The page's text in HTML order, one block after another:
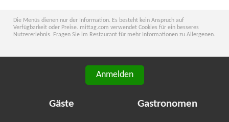
Die Menüs dienen nur der Information. Es besteht kein Anspruch auf
Verfügbarkeit oder Preise. mittag.com verwendet Cookies für ein besseres
Nutzererlebnis. Fragen Sie im Restaurant für mehr Informationen zu Allergenen.
Anmelden
Gäste Gastronomen